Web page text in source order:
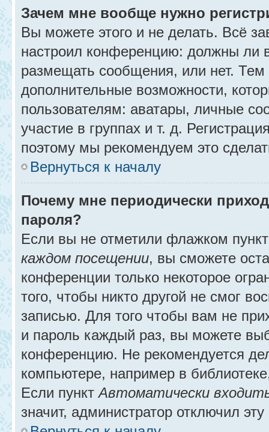
Зачем мне вообще нужно
Вы можете этого и не делать. Всё
настроил конференцию: должны ли
размещать сообщения, или нет.
дополнительные возможности,
пользователям: аватары, личные
участие в группах и т. д.
поэтому мы рекомендуем это
Вернуться к началу
Почему мне периодически
пароля?
Если вы не отметили флажком
каждом посещении, вы сможете
конференции только некоторое
того, чтобы никто другой не смог
записью. Для того чтобы вам не
и пароль каждый раз, вы можете
конференцию. Не рекомендуется
компьютере, например в
Если пунктАвтоматически
значит, администратор отключил